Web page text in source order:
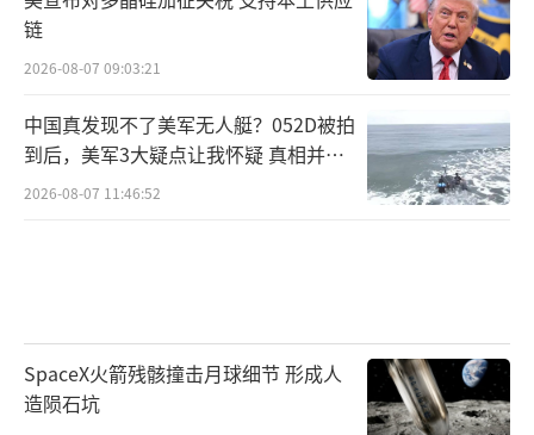
链
2026-08-07 09:03:21
中国真发现不了美军无人艇？052D被拍
到后，美军3大疑点让我怀疑 真相并非
如此
2026-08-07 11:46:52
SpaceX火箭残骸撞击月球细节 形成人
造陨石坑